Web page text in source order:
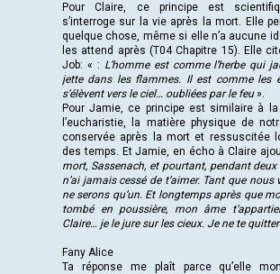
Pour Claire, ce principe est
s’interroge sur la vie après la mort. Elle
quelque chose, même si elle n’a aucune
les attend après (T04 Chapitre 15). Elle
Job: « : L’homme est comme l’herbe qui
jette dans les flammes. Il est comme les
s’élèvent vers le ciel… oubliées par le feu».
Pour Jamie, ce principe est similaire à
l’eucharistie, la matière physique de
conservée après la mort et ressuscitée
des temps. Et Jamie, en écho à Claire
mort, Sassenach, et pourtant, pendant deux
n’ai jamais cessé de t’aimer. Tant que nous
ne serons qu’un. Et longtemps après que
tombé en poussière, mon âme
Claire… je le jure sur les cieux. Je ne te
Fany Alice
Ta réponse me plaît parce qu’elle